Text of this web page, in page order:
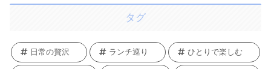
タグ
日常の贅沢 ランチ巡り ひとりで楽しむ